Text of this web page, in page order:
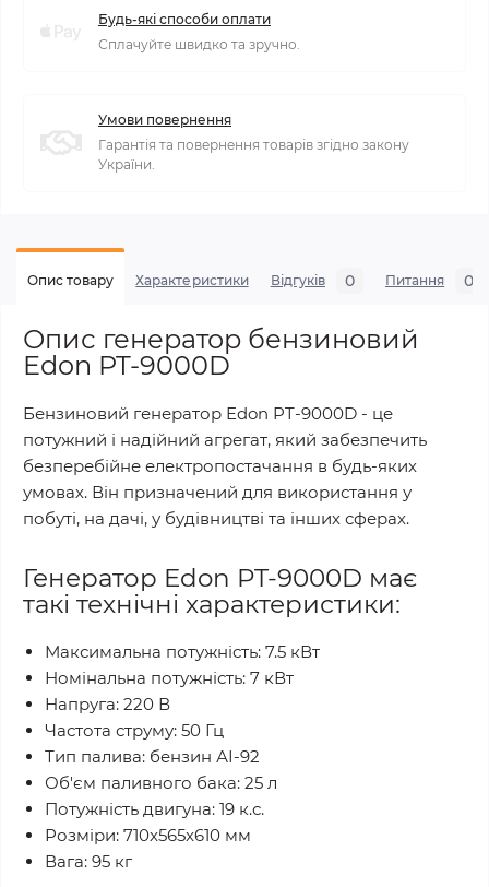
Будь-які способи оплати
Сплачуйте швидко та зручно.
Умови повернення
Гарантія та повернення товарів згідно закону
України.
Опис товару Характеристики Відгуків 0 Питання 0
Опис генератор бензиновий
Edon PT-9000D
Бензиновий генератор Edon PT-9000D - це
потужний і надійний агрегат, який забезпечить
безперебійне електропостачання в будь-яких
умовах. Він призначений для використання у
побуті, на дачі, у будівництві та інших сферах.
Генератор Edon PT-9000D має
такі технічні характеристики:
Максимальна потужність: 7.5 кВт
Номінальна потужність: 7 кВт
Напруга: 220 В
Частота струму: 50 Гц
Тип палива: бензин АІ-92
Об'єм паливного бака: 25 л
Потужність двигуна: 19 к.с.
Розміри: 710x565x610 мм
Вага: 95 кг